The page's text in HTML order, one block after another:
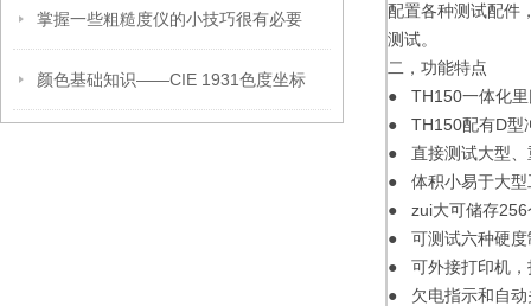
掌握一些粗糙度仪的小技巧很有必要
颜色基础知识——CIE 1931色度坐标
配置各种测试配件
测试。
二，功能特点
● TH150一体化里
● TH150配有D型
● 直接测试大型、
● 体积小易于大型
● zui大可储存256
● 可测试六种硬度
● 可外接打印机，
● 欠电指示和自动